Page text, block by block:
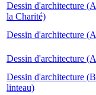
Dessin d'architecture
la Charité)
Dessin d'architecture
Dessin d'architecture
Dessin d'architecture
linteau)